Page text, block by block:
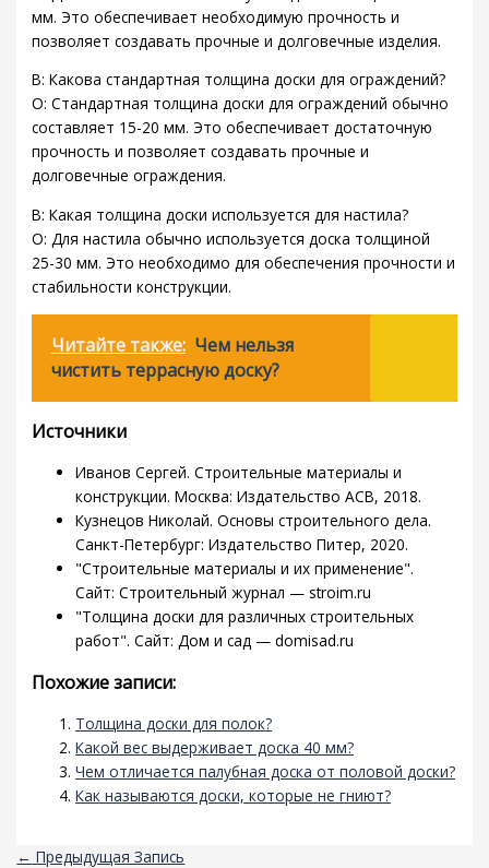
мм. Это обеспечивает необходимую прочность и
позволяет создавать прочные и долговечные изделия.
В: Какова стандартная толщина доски для ограждений?
О: Стандартная толщина доски для ограждений обычно
составляет 15-20 мм. Это обеспечивает достаточную
прочность и позволяет создавать прочные и
долговечные ограждения.
В: Какая толщина доски используется для настила?
О: Для настила обычно используется доска толщиной
25-30 мм. Это необходимо для обеспечения прочности и
стабильности конструкции.
Читайте также: Чем нельзя
чистить террасную доску?
Источники
Иванов Сергей. Строительные материалы и
конструкции. Москва: Издательство АСВ, 2018.
Кузнецов Николай. Основы строительного дела.
Санкт-Петербург: Издательство Питер, 2020.
"Строительные материалы и их применение".
Сайт: Строительный журнал — stroim.ru
"Толщина доски для различных строительных
работ". Сайт: Дом и сад — domisad.ru
Похожие записи:
Толщина доски для полок?
Какой вес выдерживает доска 40 мм?
Чем отличается палубная доска от половой доски?
Как называются доски, которые не гниют?
← Предыдущая Запись